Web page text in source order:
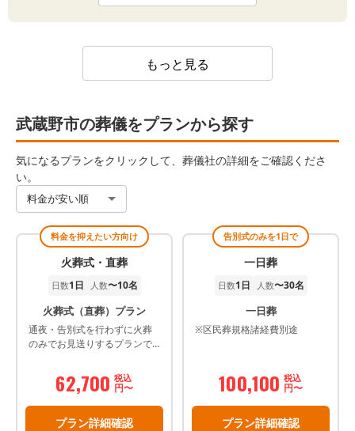
もっと見る
武蔵野市の葬儀をプランから探す
気になるプランをクリックして、葬儀社の詳細をご確認くださ
い。
料金が安い順
料金を抑えたい方向け
火葬式・直葬
日数1日 人数〜10名
火葬式（直葬）プラン
通夜・告別式を行わずに火葬
のみでお見送りするプランで
62,700 税込
円〜
プラン詳細確認
告別式のみを1日で
一日葬
日数1日 人数〜30名
一日葬
※区民葬規格諸経費別途
100,100 税込
円〜
プラン詳細確認